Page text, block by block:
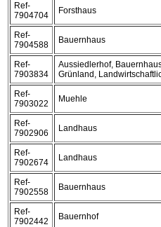
Ref-
7904704
Forsthaus
Ref-
7904588
Bauernhaus
Ref-
7903834
Aussiedlerhof,
Grünland,
Ref-
7903022
Muehle
Ref-
7902906
Landhaus
Ref-
7902674
Landhaus
Ref-
7902558
Bauernhaus
Ref-
7902442
Bauernhof